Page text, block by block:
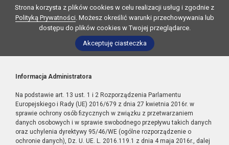
Strona korzysta z plików cookies w celu realizacji usług i zgodnie z
Polityką Prywatności. Możesz określić warunki przechowywania lub
dostępu do plików cookies w Twojej przeglądarce.
Akceptuję ciasteczka
Informacja Administratora
Na podstawie art. 13 ust. 1 i 2 Rozporządzenia Parlamentu
Europejskiego i Rady (UE) 2016/679 z dnia 27 kwietnia 2016r. w
sprawie ochrony osób fizycznych w związku z przetwarzaniem
danych osobowych i w sprawie swobodnego przepływu takich danych
oraz uchylenia dyrektywy 95/46/WE (ogólne rozporządzenie o
ochronie danych), Dz. U. UE. L. 2016.119.1 z dnia 4 maja 2016r., dalej